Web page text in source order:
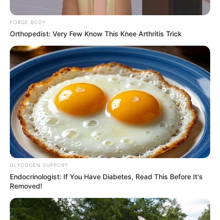
Cortesía - Bomberos Rionegro
Encontraron a María Otilia sin vida en Rionegro
Por:Mateo Zapata Correa
Agosto 6, 2025
COMPARTIR
FORGE BODY
Orthopedist: Very Few Know This Knee Arthritis Trick
GLYCOGEN SUPPORT
Endocrinologist: If You Have Diabetes, Read This Before It's
Removed!